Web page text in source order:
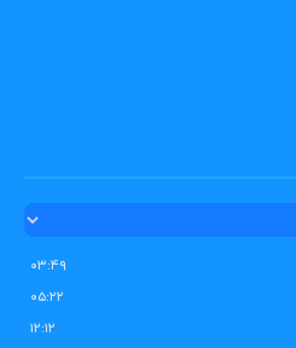
۰۳:۴۹
۰۵:۲۲
۱۲:۱۲